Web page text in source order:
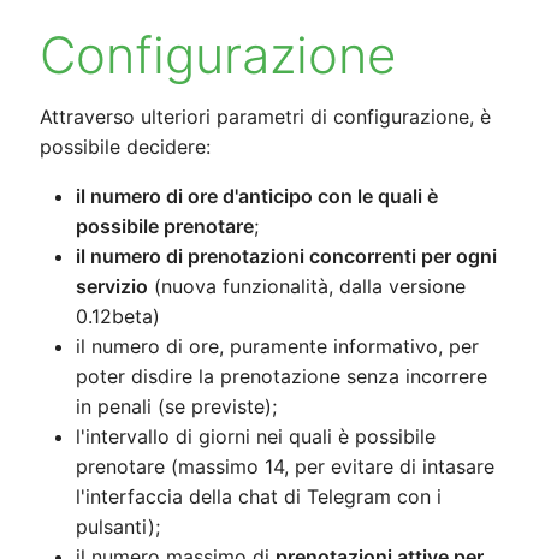
Configurazione
Attraverso ulteriori parametri di configurazione, è
possibile decidere:
il numero di ore d'anticipo con le quali è
possibile prenotare;
il numero di prenotazioni concorrenti per ogni
servizio (nuova funzionalità, dalla versione
0.12beta)
il numero di ore, puramente informativo, per
poter disdire la prenotazione senza incorrere
in penali (se previste);
l'intervallo di giorni nei quali è possibile
prenotare (massimo 14, per evitare di intasare
l'interfaccia della chat di Telegram con i
pulsanti);